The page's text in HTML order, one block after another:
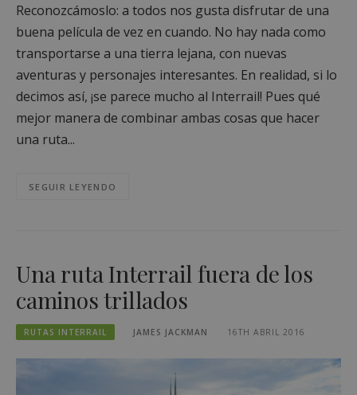
Reconozcámoslo: a todos nos gusta disfrutar de una
buena película de vez en cuando. No hay nada como
transportarse a una tierra lejana, con nuevas
aventuras y personajes interesantes. En realidad, si lo
decimos así, ¡se parece mucho al Interrail! Pues qué
mejor manera de combinar ambas cosas que hacer
una ruta...
SEGUIR LEYENDO
Una ruta Interrail fuera de los
caminos trillados
RUTAS INTERRAIL JAMES JACKMAN 16TH ABRIL 2016